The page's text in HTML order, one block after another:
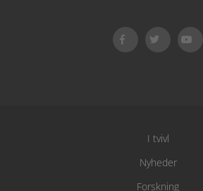
I tvivl
Nyheder
Forskning